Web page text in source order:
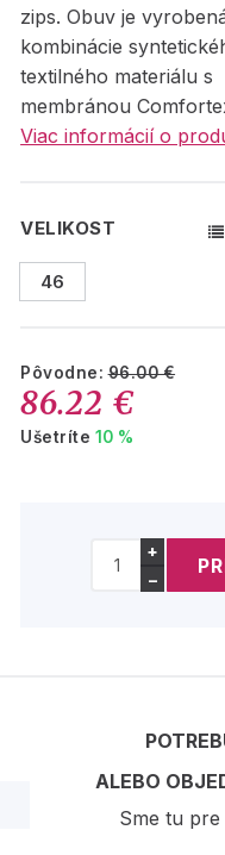
zips. Obuv je
kombinácie
textilného materiálu s
membránou
Viac informácií o
VELIKOST
46
Pôvodne:96.00 €
86.22 €
Ušetríte 10 %
+
−
ALEBO
Sme tu pre